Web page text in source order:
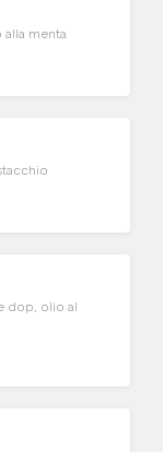
menta
dop, olio al